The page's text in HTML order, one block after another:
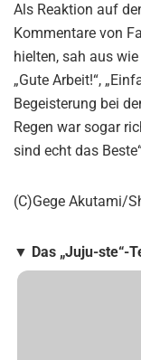
Als Reaktion auf
Kommentare von
hielten, sah aus
„Gute Arbeit!“,
Begeisterung bei
Regen war sogar
sind echt das
(C)Gege Akutami/
▼ Das „Juju-ste“-